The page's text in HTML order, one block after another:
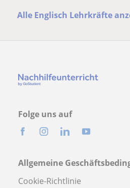
Alle Englisch Lehrkräfte
Folge uns auf
Allgemeine
Cookie-Richtlinie